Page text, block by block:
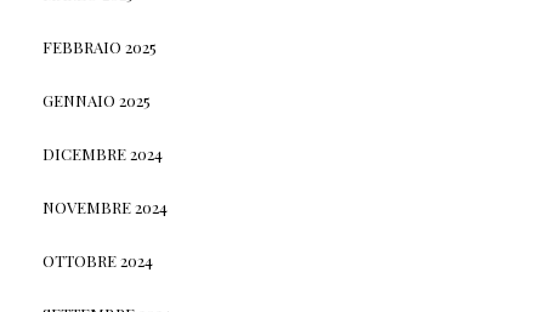
FEBBRAIO 2025
GENNAIO 2025
DICEMBRE 2024
NOVEMBRE 2024
OTTOBRE 2024